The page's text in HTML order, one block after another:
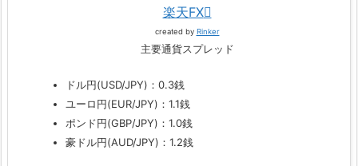
楽天FX
created by Rinker
主要通貨スプレッド
ドル円(USD/JPY)：0.3銭
ユーロ円(EUR/JPY)：1.1銭
ポンド円(GBP/JPY)：1.0銭
豪ドル円(AUD/JPY)：1.2銭